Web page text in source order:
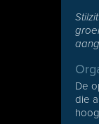
De
die